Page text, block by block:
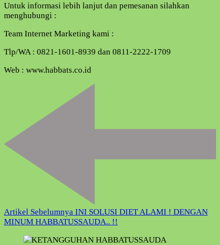
Untuk informasi lebih lanjut dan pemesanan silahkan
menghubungi :
Team Internet Marketing kami :
Tlp/WA : 0821-1601-8939 dan 0811-2222-1709
Web : www.habbats.co.id
Artikel Sebelumnya INI SOLUSI DIET ALAMI ! DENGAN
MINUM HABBATUSSAUDA.. !!